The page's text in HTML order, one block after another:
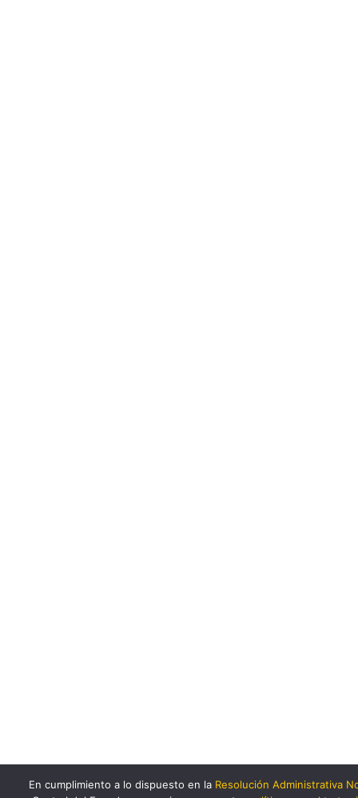
En cumplimiento a lo dispuesto en la Resolución Administrativa